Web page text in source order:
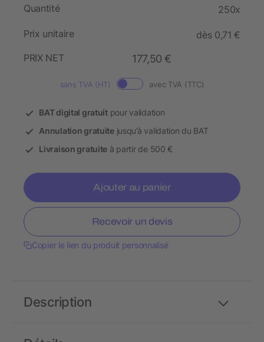
Quantité 250x
Prix unitaire
dès 0,71 €
PRIX NET
177,50 €
sans TVA (HT) avec TVA (TTC)
BAT digital gratuitpour validation
Annulation gratuitejusqu’à validation du BAT
Livraison gratuite à partir de 500 €
Ajouter au panier
Recevoir un devis
Copier le lien du produit personnalisé
Description